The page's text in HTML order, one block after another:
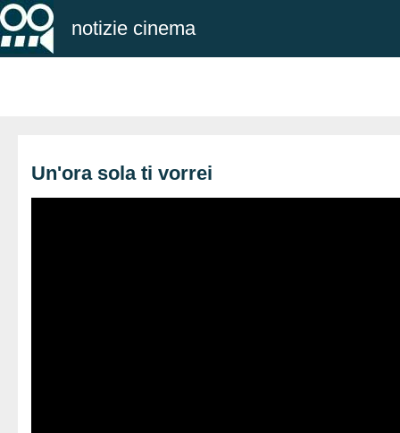
notizie cinema
Un'ora sola ti vorrei